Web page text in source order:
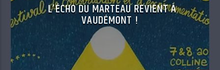
L’ÉCHO DU MARTEAU REVIENT À
VAUDÉMONT !